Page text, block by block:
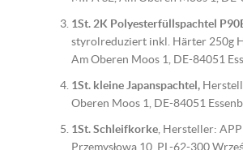
1St. 2K Polyesterfüllspachtel
styrolreduziert inkl. Härter 250g
Am Oberen Moos 1, DE-84051
1St. kleine Japanspachtel,
Oberen Moos 1, DE-84051
1St. Schleifkorke , Hersteller: APP
Przemysłowa 10, PL-62-300